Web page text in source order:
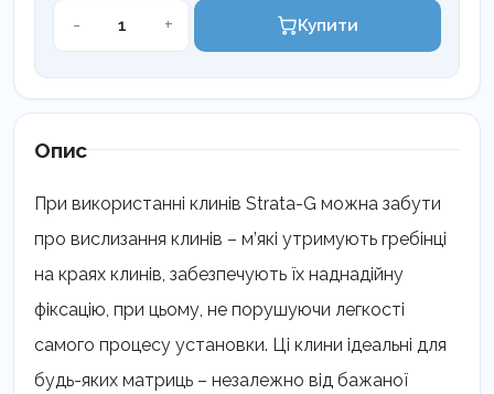
-
Клини
+ Купити
Опис
При використанні клинів Strata-G можна забути
про вислизання клинів – м’які утримують гребінці
на краях клинів, забезпечують їх наднадійну
фіксацію, при цьому, не порушуючи легкості
самого процесу установки. Ці клини ідеальні для
будь-яких матриць – незалежно від бажаної